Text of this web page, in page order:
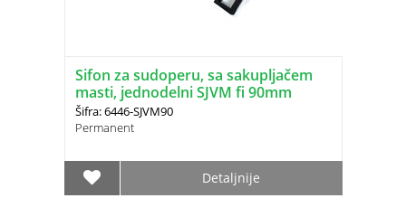
Sifon za sudoperu, sa sakupljačem
masti, jednodelni SJVM fi 90mm
Šifra: 6446-SJVM90
Permanent
Detaljnije